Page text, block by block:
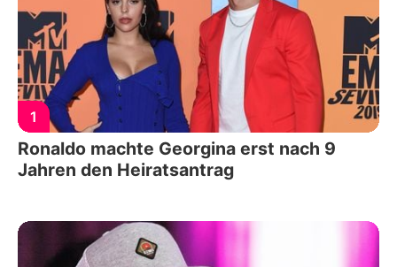
1
Ronaldo machte Georgina erst nach 9
Jahren den Heiratsantrag